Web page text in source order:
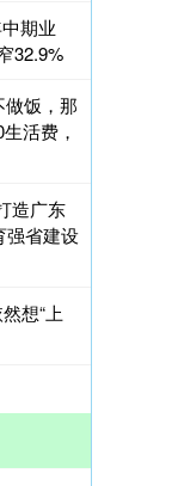
期业
32.9%
饭，那
活费，
造广东
强省建设
想“上